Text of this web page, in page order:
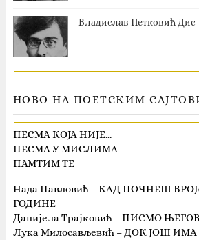
Владислав Петковић
НОВО НА ПОЕТСКИМ
ПЕСМА КОЈА НИЈЕ…
ПЕСМА У МИСЛИМА
ПАМТИМ ТЕ
Нада Павловић – КАД ПОЧНЕШ
ГОДИНЕ
Данијела Трајковић – ПИСМО
Лука Милосављевић – ДОК ЈОШ